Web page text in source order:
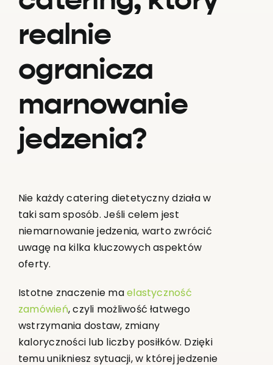
realnie
ogranicza
marnowanie
jedzenia?
Nie każdy catering dietetyczny działa w
taki sam sposób. Jeśli celem jest
niemarnowanie jedzenia, warto zwrócić
uwagę na kilka kluczowych aspektów
oferty.
Istotne znaczenie maelastyczność
zamówień, czyli możliwość łatwego
wstrzymania dostaw, zmiany
kaloryczności lub liczby posiłków. Dzięki
temu unikniesz sytuacji, w której jedzenie